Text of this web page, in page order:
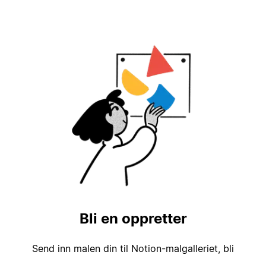
Bli en oppretter
Send inn malen din til Notion-malgalleriet, bli